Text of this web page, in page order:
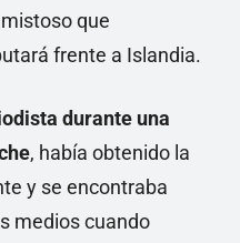
que
frente a Islandia.
durante una
, había obtenido la
y se encontraba
medios cuando